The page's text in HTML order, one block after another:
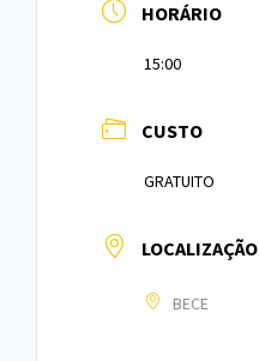
HORÁRIO
15:00
CUSTO
GRATUITO
LOCALIZAÇÃO
BECE